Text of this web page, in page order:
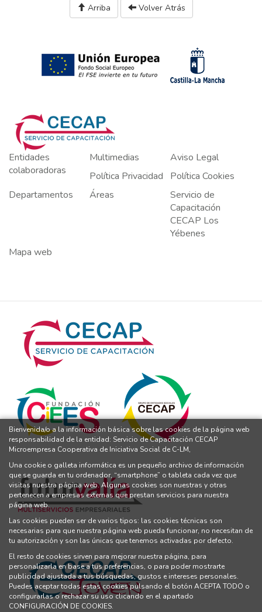
Arriba Volver Atrás
Entidades
colaboradoras
Multimedias
Aviso Legal
Política Privacidad
Política Cookies
Departamentos
Áreas
Servicio de
Capacitación
CECAP Los
Yébenes
Mapa web
Bienvenida/o a la información básica sobre las cookies de la página web
responsabilidad de la entidad: Servicio de Capacitación CECAP
Microempresa Cooperativa de Iniciativa Social de C-LM,
Una cookie o galleta informática es un pequeño archivo de información
que se guarda en tu ordenador, “smartphone” o tableta cada vez que
visitas nuestra página web. Algunas cookies son nuestras y otras
pertenecen a empresas externas que prestan servicios para nuestra
página web.
Las cookies pueden ser de varios tipos: las cookies técnicas son
necesarias para que nuestra página web pueda funcionar, no necesitan de
tu autorización y son las únicas que tenemos activadas por defecto.
El resto de cookies sirven para mejorar nuestra página, para
personalizarla en base a tus preferencias, o para poder mostrarte
publicidad ajustada a tus búsquedas, gustos e intereses personales.
Puedes aceptar todas estas cookies pulsando el botón ACEPTA TODO o
configurarlas o rechazar su uso clicando en el apartado
CONFIGURACIÓN DE COOKIES.